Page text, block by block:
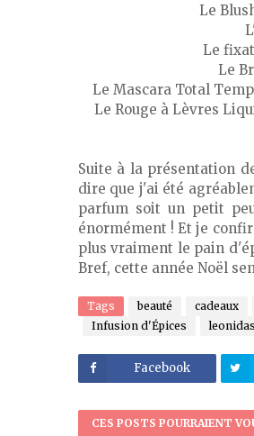
Le
Le
Le
Le Mascara Total
Le Rouge à Lèvres
Suite à la présentation
dire que j'ai été
parfum soit un petit
énormément ! Et je
plus vraiment le pain
Bref, cette année Noël
Tags beauté cadeaux
Infusion d'Épices
leonidas
Facebook
CES POSTS POURRAIENT